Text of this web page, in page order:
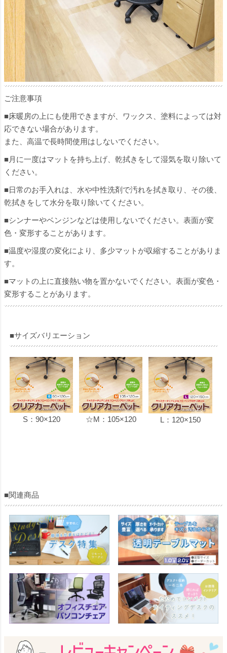
ご注意事項
■床暖房の上にも使用できますが、ワックス、塗料によっては対
応できない場合があります。
また、高温で長時間使用はしないでください。
■月に一度はマットを持ち上げ、乾拭きをして湿気を取り除いて
ください。
■日常のお手入れは、水や中性洗剤で汚れを拭き取り、その後、
乾拭きをして水分を取り除いてください。
■シンナーやベンジンなどは使用しないでください。表面が変
色・変形することがあります。
■温度や湿度の変化により、多少マットが収縮することがありま
す。
■マットの上に直接熱い物を置かないでください。表面が変色・
変形することがあります。
■サイズバリエーション
S：90×120 ☆M：105×120 L：120×150
■関連商品